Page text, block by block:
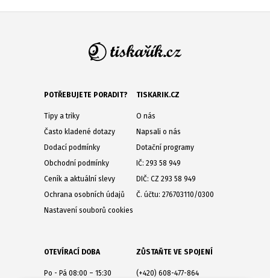
POTŘEBUJETE PORADIT?
Tipy a triky
Často kladené dotazy
Dodací podmínky
Obchodní podmínky
Ceník a aktuální slevy
Ochrana osobních údajů
Nastavení souborů cookies
TISKARIK.CZ
O nás
Napsali o nás
Dotační programy
IČ: 293 58 949
DIČ: CZ 293 58 949
Č. účtu: 276703110/0300
OTEVÍRACÍ DOBA
Po - Pá 08:00 – 15:30
ZŮSTAŇTE VE SPOJENÍ
(+420) 608-477-864